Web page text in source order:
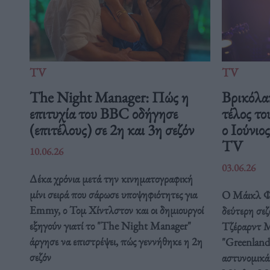
TV
The Night Manager: Πώς η
επιτυχία του BBC οδήγησε
(επιτέλους) σε 2η και 3η σεζόν
10.06.26
Δέκα χρόνια μετά την κινηματογραφική
μίνι σειρά που σάρωσε υποψηφιότητες για
Emmy, ο Τομ Χίντλστον και οι δημιουργοί
εξηγούν γιατί το "The Night Manager"
άργησε να επιστρέψει, πώς γεννήθηκε η 2η
σεζόν
TV
τέλος
ο
TV
03.06.26
Ο Μάικλ
δεύτερη
Τζέραρντ